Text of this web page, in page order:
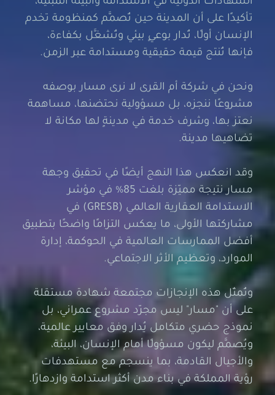
تأكيدًا على أن المدينة حين تُصمَّم كمنظومة تخدم
الإنسان أولًا، تُدار بوعيٍ بيئي وتُشغَّل بكفاءة،
فإنها تُنتج قيمة حقيقية ومستدامة عبر الزمن.
ونحن في شركة أم القرى لا نرى مسار بوصفه
مشروعًا ننجزه، بل مسؤولية نحتضنها، مساهمة
نعتز بها، وشرف خدمة في مدينةٍ لها مكانة لا
تضاهيها مدينة.
وقد انعكس هذا النهج أيضًا في تحقيق وجهة
مسار نتيجة مميّزة بلغت 85% في مؤشر
الاستدامة العقارية العالمي (GRESB) في
مشاركتها الأولى، ما يعكس التزامًا واضحًا بتطبيق
أفضل الممارسات العالمية في الحوكمة، إدارة
الموارد، وتعظيم الأثر الاجتماعي.
وتُمثّل هذه الإنجازات مجتمعة شهادة مستقلة
على أن "مسار" ليس مجرّد مشروعٍ عمراني، بل
نموذج حضري متكامل يُدار وفق معايير عالمية،
ويُصمَّم ليكون مسؤولًا أمام الإنسان، البيئة،
والأجيال القادمة، بما ينسجم مع مستهدفات
رؤية المملكة في بناء مدن أكثر استدامة وازدهارًا.